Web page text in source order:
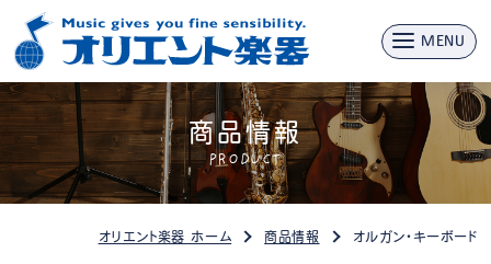
MENU
商品情報
PRODUCT
オリエント楽器 ホーム 商品情報 オルガン・キーボード